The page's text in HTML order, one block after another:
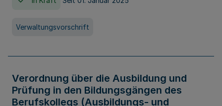
Verwaltungsvorschrift
Verordnung über die Ausbildung und
Prüfung in den Bildungsgängen des
Berufskollegs (Ausbildungs- und